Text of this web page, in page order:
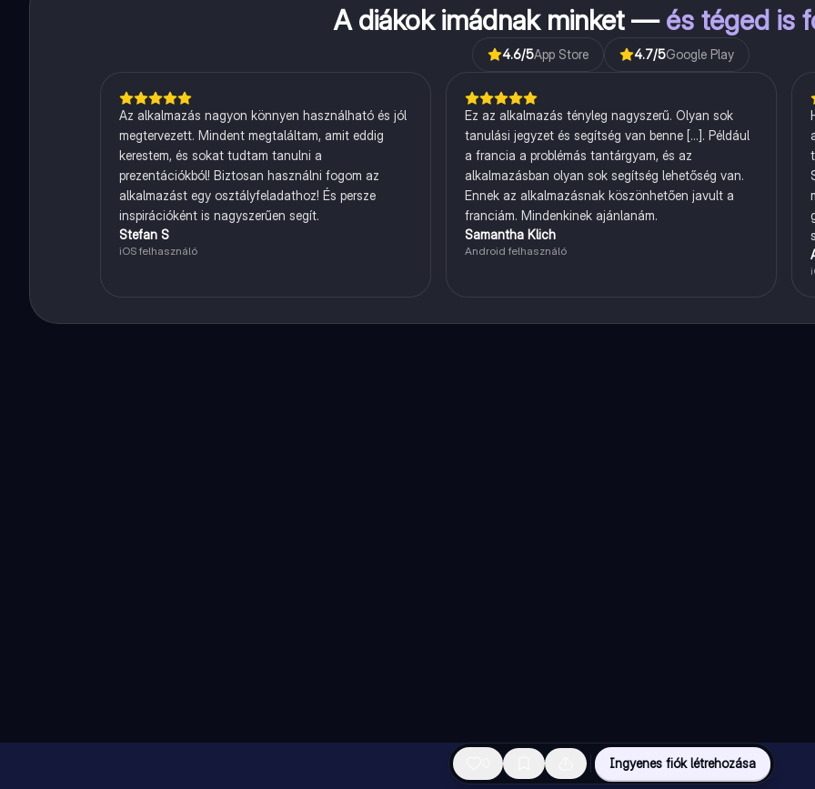
Ingyenes fiók létrehozása
A diákok imádnak minket —és téged is
4.6/5App Store 4.7/5Google Play
Az alkalmazás nagyon könnyen használható és jól
megtervezett. Mindent megtaláltam, amit eddig
kerestem, és sokat tudtam tanulni a
prezentációkból! Biztosan használni fogom az
alkalmazást egy osztályfeladathoz! És persze
inspirációként is nagyszerűen segít.
Stefan S
iOS felhasználó
Ez az alkalmazás tényleg nagyszerű. Olyan sok
tanulási jegyzet és segítség van benne [...]. Például
a francia a problémás tantárgyam, és az
alkalmazásban olyan sok segítség lehetőség van.
Ennek az alkalmazásnak köszönhetően javult a
franciám. Mindenkinek ajánlanám.
Samantha Klich
Android felhasználó